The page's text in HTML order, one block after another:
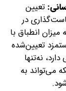
تعیین
در
میزان انطباق با
تعیین‌شده
نه‌تنها
می‌تواند به